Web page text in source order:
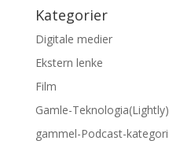
Kategorier
Digitale medier
Ekstern lenke
Film
Gamle-Teknologia(Lightly)
gammel-Podcast-kategori